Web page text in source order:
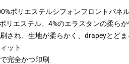
ポリエステルシフォンフロントパネ
リエステル、4%のエラスタンの柔ら
され、生地が柔らかく、drapeyとど
ット
完全かつ印刷